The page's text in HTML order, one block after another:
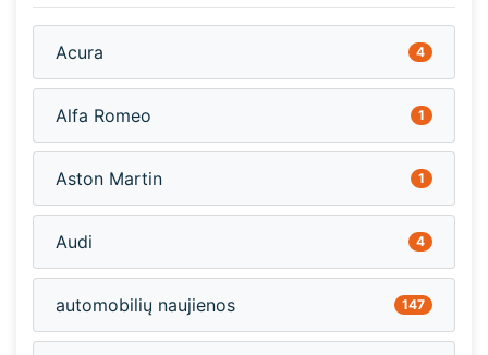
Acura 4
Alfa Romeo 1
Aston Martin 1
Audi 4
automobilių naujienos 147